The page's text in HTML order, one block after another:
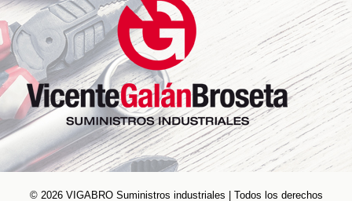
© 2026 VIGABRO Suministros industriales | Todos los derechos